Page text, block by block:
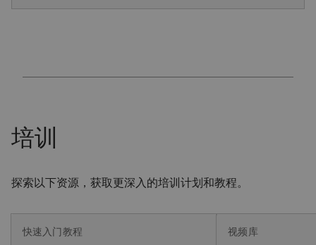
探索以下资源，获取更深入的培训计划和教程。
快速入门教程 视频库